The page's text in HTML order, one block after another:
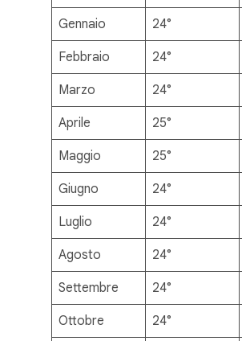
Gennaio 24°
Febbraio 24°
Marzo 24°
Aprile 25°
Maggio 25°
Giugno 24°
Luglio 24°
Agosto 24°
Settembre 24°
Ottobre 24°